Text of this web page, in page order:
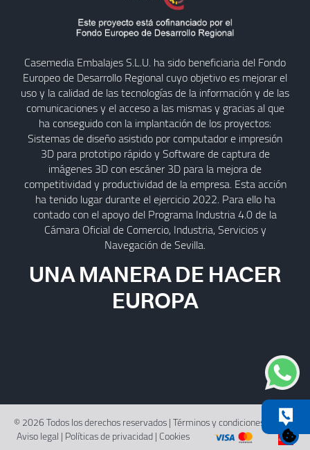
Casemedia Embalajes S.L.U. ha sido beneficiaria del Fondo
Europeo de Desarrollo Regional cuyo objetivo es mejorar el
uso y la calidad de las tecnologías de la información y de las
comunicaciones y el acceso a las mismas y gracias al que
ha conseguido con la implantación de los proyectos:
Sistemas de diseño asistido por computador e impresión
3D para prototipo rápido y Software de captura de
imágenes 3D con escáner 3D para la mejora de
competitividad y productividad de la empresa. Esta acción
ha tenido lugar durante el ejercicio 2022. Para ello ha
contado con el apoyo del Programa Industria 4.0 de la
Cámara Oficial de Comercio, Industria, Servicios y
Navegación de Sevilla.
UNA MANERA DE HACER
EUROPA
© 2026 Todos los derechos reservados |Términos y condiciones de uso|
Aviso legal|Políticas de privacidad|Cookies